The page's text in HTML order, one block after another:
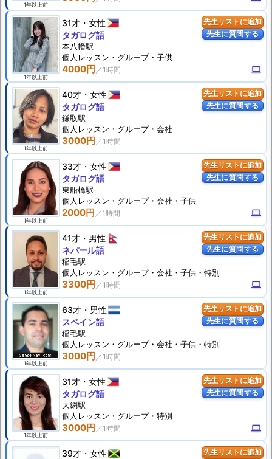
1年以上前
先生リストに追加
先生に質問する
1年以上前
31才 女性
4000円 computer
タガログ語
本八幡駅
個人 レッスン ・グループ・子供
先生リストに追加
先生に質問する
1年以上前
40才 女性
3000円
タガログ語
鎌取駅
個人 レッスン ・グループ・会社
先生リストに追加
先生に質問する
1年以上前
33才 女性
2000円 computer
タガログ語
東船橋駅
個人 レッスン ・グループ・会社・子供
先生リストに追加
先生に質問する
1年以上前
41才 男性
3300円 computer
ネパール語
稲毛駅
個人 レッスン ・グループ・会社・子供・特別
先生リストに追加
先生に質問する
1年以上前
63才 男性
3000円
スペイン語
稲毛駅
個人 レッスン ・グループ・会社・子供・特別
先生リストに追加
先生に質問する
1年以上前
31才 女性
3000円 computer
タガログ語
大網駅
個人 レッスン ・グループ・特別
先生リストに追加
39才 女性